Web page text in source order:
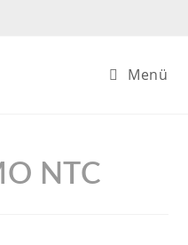
Menü
NTC